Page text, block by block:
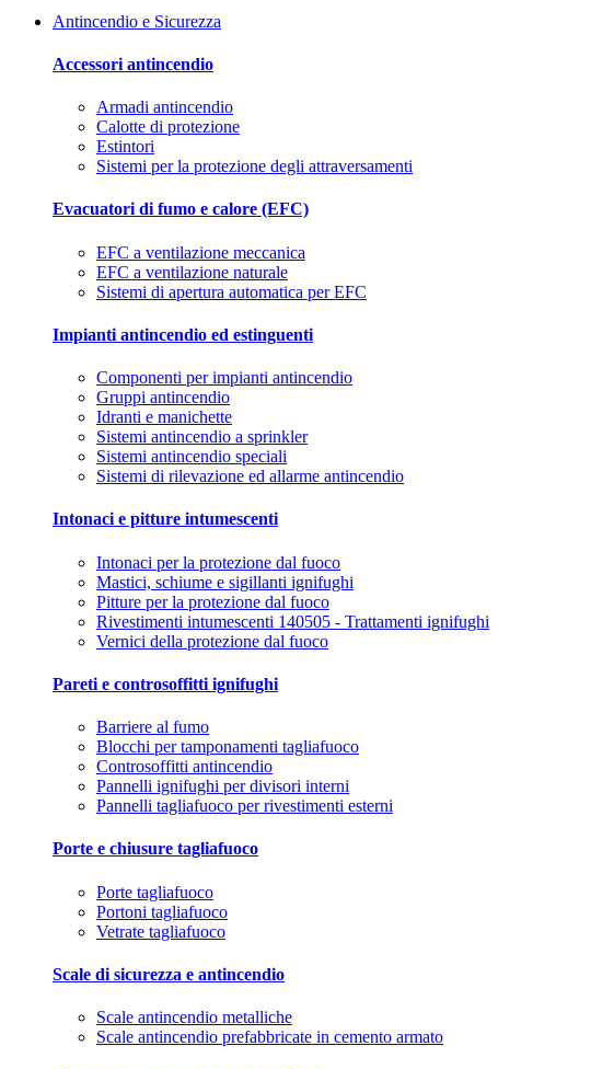
Antincendio e Sicurezza
Accessori antincendio
Armadi antincendio
Calotte di protezione
Estintori
Sistemi per la protezione degli attraversamenti
Evacuatori di fumo e calore (EFC)
EFC a ventilazione meccanica
EFC a ventilazione naturale
Sistemi di apertura automatica per EFC
Impianti antincendio ed estinguenti
Componenti per impianti antincendio
Gruppi antincendio
Idranti e manichette
Sistemi antincendio a sprinkler
Sistemi antincendio speciali
Sistemi di rilevazione ed allarme antincendio
Intonaci e pitture intumescenti
Intonaci per la protezione dal fuoco
Mastici, schiume e sigillanti ignifughi
Pitture per la protezione dal fuoco
Rivestimenti intumescenti 140505 - Trattamenti ignifughi
Vernici della protezione dal fuoco
Pareti e controsoffitti ignifughi
Barriere al fumo
Blocchi per tamponamenti tagliafuoco
Controsoffitti antincendio
Pannelli ignifughi per divisori interni
Pannelli tagliafuoco per rivestimenti esterni
Porte e chiusure tagliafuoco
Porte tagliafuoco
Portoni tagliafuoco
Vetrate tagliafuoco
Scale di sicurezza e antincendio
Scale antincendio metalliche
Scale antincendio prefabbricate in cemento armato